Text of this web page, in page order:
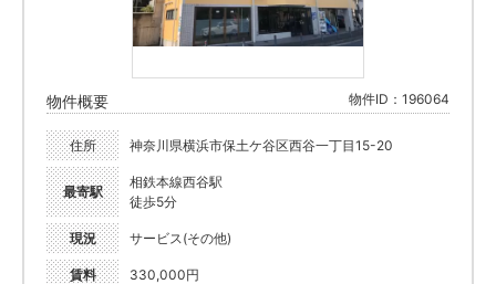
物件概要 物件ID：196064
住所 神奈川県横浜市保土ケ谷区西谷一丁目15-20
最寄駅
相鉄本線西谷駅
徒歩5分
現況 サービス(その他)
賃料 330,000円